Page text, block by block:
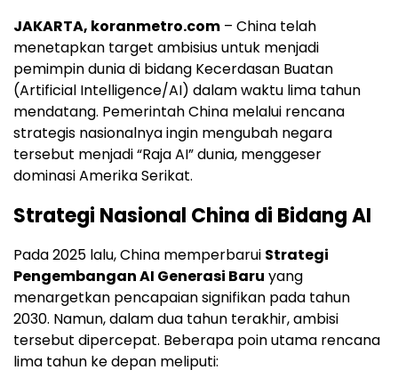
JAKARTA, koranmetro.com – China telah
menetapkan target ambisius untuk menjadi
pemimpin dunia di bidang Kecerdasan Buatan
(Artificial Intelligence/AI) dalam waktu lima tahun
mendatang. Pemerintah China melalui rencana
strategis nasionalnya ingin mengubah negara
tersebut menjadi “Raja AI” dunia, menggeser
dominasi Amerika Serikat.
Strategi Nasional China di Bidang AI
Pada 2025 lalu, China memperbarui Strategi
Pengembangan AI Generasi Baru yang
menargetkan pencapaian signifikan pada tahun
2030. Namun, dalam dua tahun terakhir, ambisi
tersebut dipercepat. Beberapa poin utama rencana
lima tahun ke depan meliputi: